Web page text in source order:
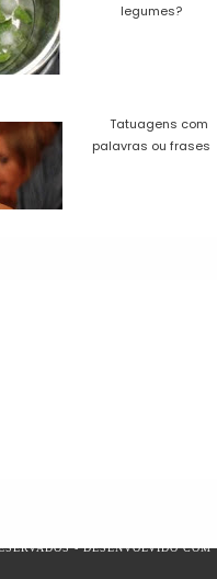
legumes?
Tatuagens com
palavras ou frases
- DESENVOLVIDO COM